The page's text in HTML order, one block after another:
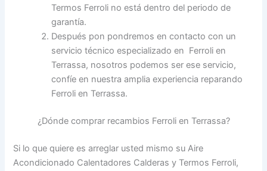
Termos Ferroli no está dentro del periodo de
garantía.
Después pon pondremos en contacto con un
servicio técnico especializado en Ferroli en
Terrassa, nosotros podemos ser ese servicio,
confíe en nuestra amplia experiencia reparando
Ferroli en Terrassa.
¿Dónde comprar recambios Ferroli en Terrassa?
Si lo que quiere es arreglar usted mismo su Aire
Acondicionado Calentadores Calderas y Termos Ferroli,